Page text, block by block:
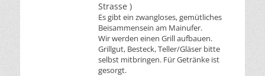
Strasse )
Es gibt ein zwangloses, gemütliches
Beisammensein am Mainufer.
Wir werden einen Grill aufbauen.
Grillgut, Besteck, Teller/Gläser bitte
selbst mitbringen. Für Getränke ist
gesorgt.